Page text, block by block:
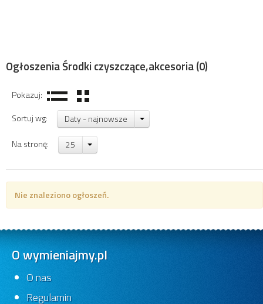
Ogłoszenia Środki czyszczące,akcesoria(0)
Pokazuj:
Sortuj wg:
Daty - najnowsze
Na stronę: 25
Nie znaleziono ogłoszeń.
O wymieniajmy.pl
O nas
Regulamin